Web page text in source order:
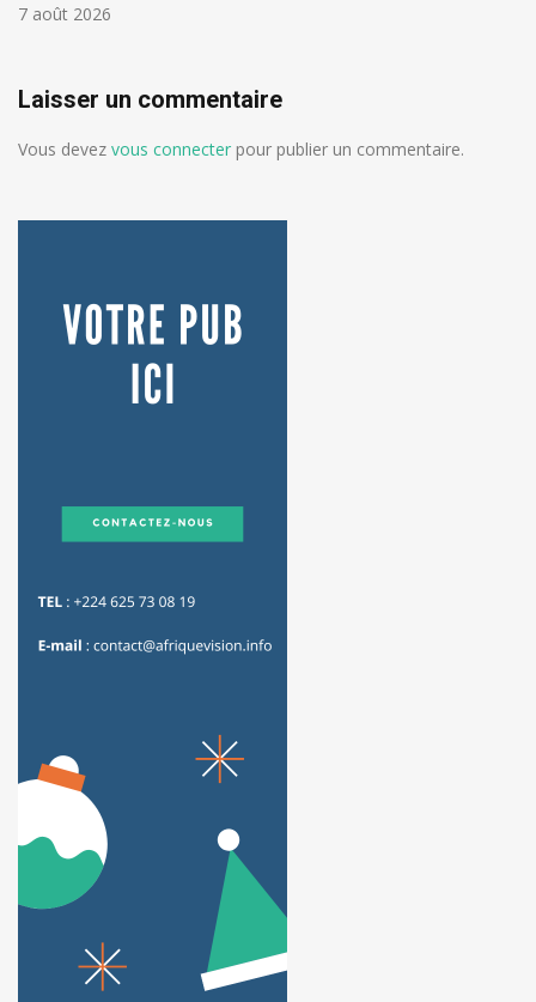
7 août 2026
Laisser un commentaire
Vous devez vous connecter pour publier un commentaire.